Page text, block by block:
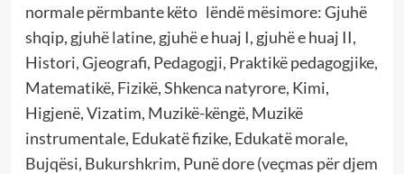
normale përmbante këto lëndë mësimore: Gjuhë
shqip, gjuhë latine, gjuhë e huaj I, gjuhë e huaj II,
Histori, Gjeografi, Pedagogji, Praktikë pedagogjike,
Matematikë, Fizikë, Shkenca natyrore, Kimi,
Higjenë, Vizatim, Muzikë-këngë, Muzikë
instrumentale, Edukatë fizike, Edukatë morale,
Bujqësi, Bukurshkrim, Punë dore (veçmas për djem